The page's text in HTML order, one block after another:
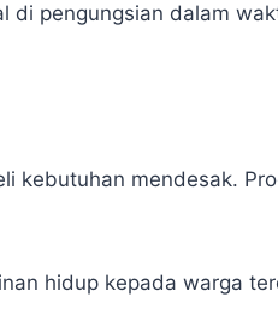
pengungsian dalam
kebutuhan mendesak.
hidup kepada warga